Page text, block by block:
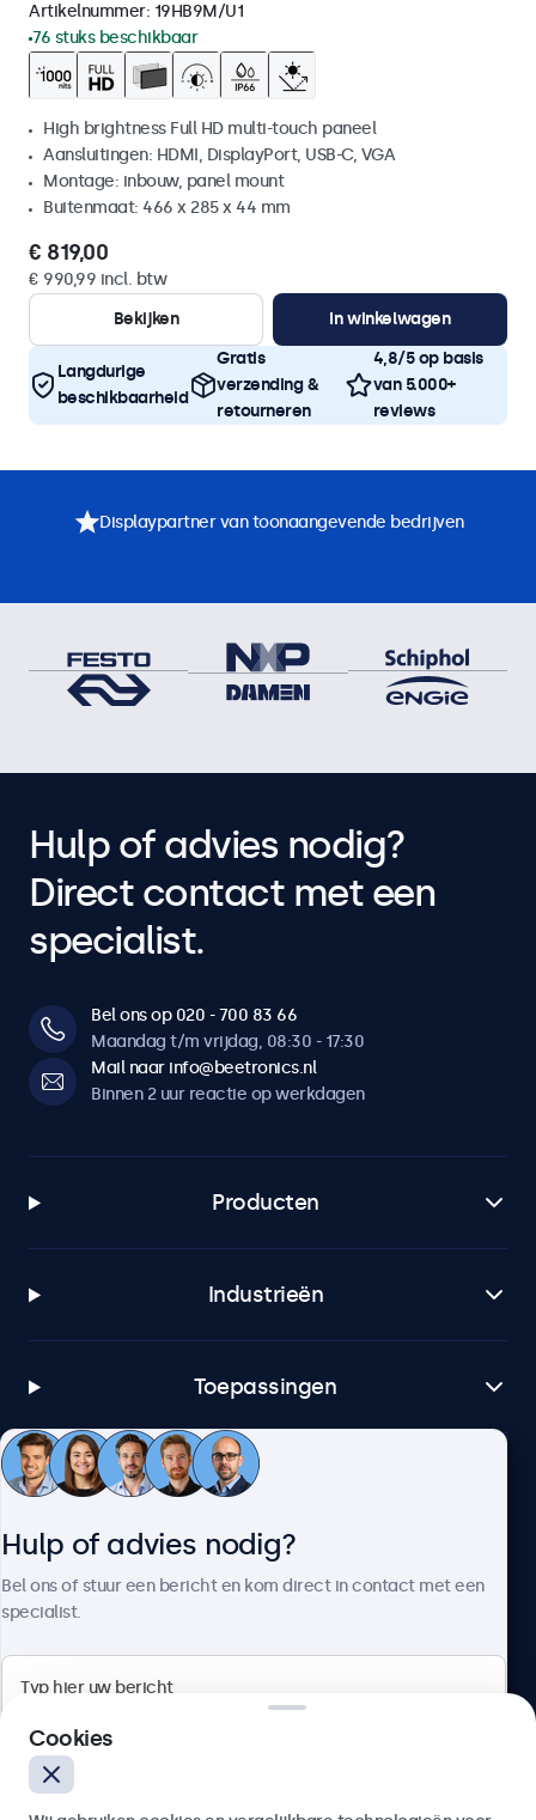
Artikelnummer: 19HB9M/U1
76 stuks beschikbaar
High brightness Full HD multi-touch paneel
Aansluitingen: HDMI, DisplayPort, USB-C, VGA
Montage: inbouw, panel mount
Buitenmaat: 466 x 285 x 44 mm
€ 819,00
€ 990,99 incl. btw
Bekijken
In winkelwagen
Langdurige
beschikbaarheid
Gratis
verzending &
retourneren
4,8/5 op basis
van 5.000+
reviews
Displaypartner van toonaangevende bedrijven
Hulp of advies nodig?
Direct contact met een
specialist.
Bel ons op 020 - 700 83 66
Maandag t/m vrijdag, 08:30 - 17:30
Mail naar info@beetronics.nl
Binnen 2 uur reactie op werkdagen
Producten
Industrieën
Toepassingen
Klantenservice
Hulp of advies nodig?
Bel ons of stuur een bericht en kom direct in contact met een
specialist.
Cookies